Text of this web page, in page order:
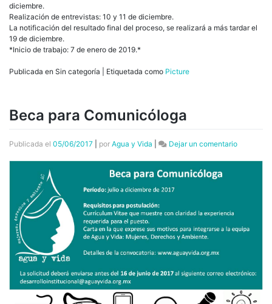
diciembre.
Realización de entrevistas: 10 y 11 de diciembre.
La notificación del resultado final del proceso, se realizará a más tardar el
19 de diciembre.
*Inicio de trabajo: 7 de enero de 2019.*
Publicada en Sin categoría Etiquetada como Picture
Beca para Comunicóloga
Publicada el 05/06/2017 por Agua y Vida Dejar un comentarioen